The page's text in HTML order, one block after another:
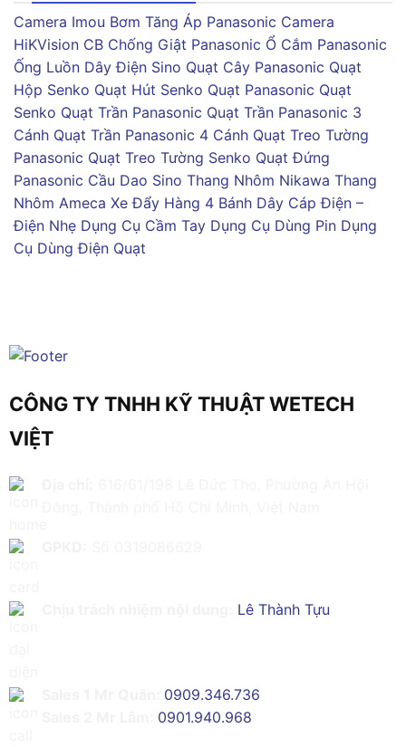
Camera Imou Bơm Tăng Áp Panasonic Camera
HiKVision CB Chống Giật Panasonic Ổ Cắm Panasonic
Ống Luồn Dây Điện Sino Quạt Cây Panasonic Quạt
Hộp Senko Quạt Hút Senko Quạt Panasonic Quạt
Senko Quạt Trần Panasonic Quạt Trần Panasonic 3
Cánh Quạt Trần Panasonic 4 Cánh Quạt Treo Tường
Panasonic Quạt Treo Tường Senko Quạt Đứng
Panasonic Cầu Dao Sino Thang Nhôm Nikawa Thang
Nhôm Ameca Xe Đẩy Hàng 4 Bánh Dây Cáp Điện –
Điện Nhẹ Dụng Cụ Cầm Tay Dụng Cụ Dùng Pin Dụng
Cụ Dùng Điện Quạt
CÔNG TY TNHH KỸ THUẬT WETECH
VIỆT
Lê Thành Tựu
0909.346.736
0901.940.968